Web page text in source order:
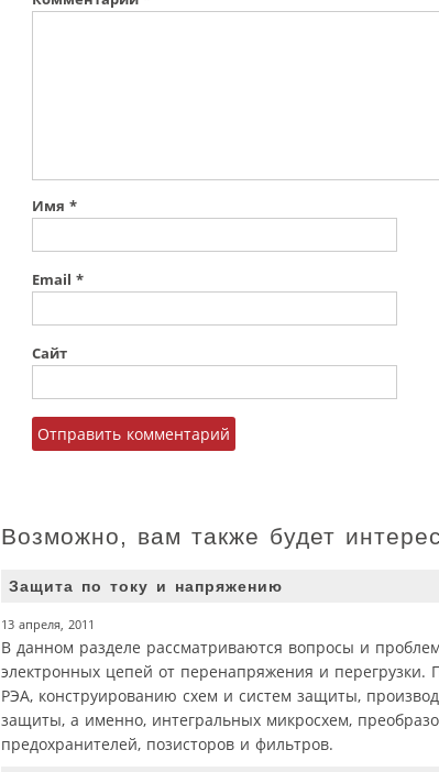
Имя *
Email *
Сайт
Возможно, вам также будет
Защита по току и напряжению
13 апреля, 2011
В данном разделе рассматриваются вопросы и
электронных цепей от перенапряжения и
РЭА, конструированию схем и систем защиты,
защиты, а именно, интегральных микросхем,
предохранителей, позисторов и фильтров.